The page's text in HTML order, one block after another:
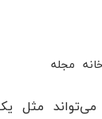
مجله
مثل